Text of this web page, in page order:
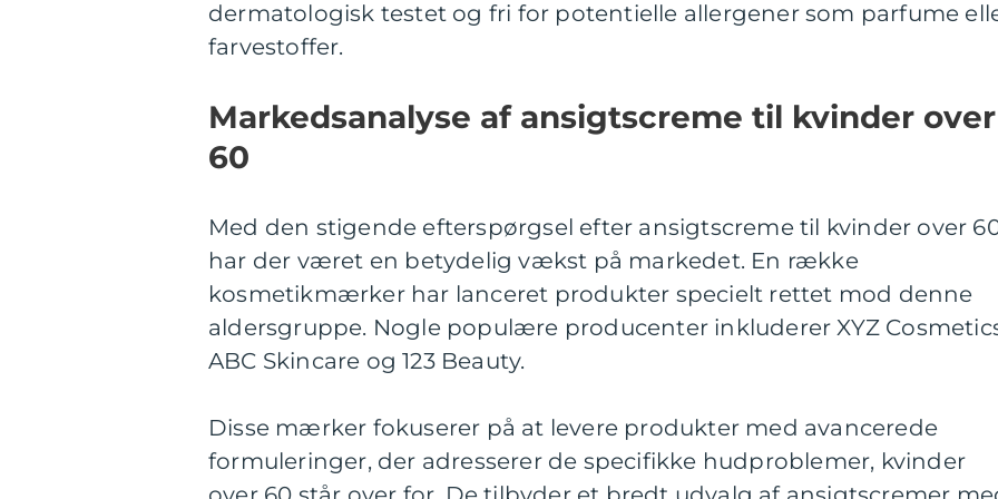
dermatologisk testet og fri for potentielle allergener som parfume
farvestoffer.
Markedsanalyse af ansigtscreme til kvinder over
60
Med den stigende efterspørgsel efter ansigtscreme til kvinder over
har der været en betydelig vækst på markedet. En række
kosmetikmærker har lanceret produkter specielt rettet mod denne
aldersgruppe. Nogle populære producenter inkluderer XYZ
ABC Skincare og 123 Beauty.
Disse mærker fokuserer på at levere produkter med avancerede
formuleringer, der adresserer de specifikke hudproblemer, kvinder